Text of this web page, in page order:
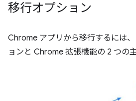
移行オプション
Chrome アプリから移行するには
ョンと Chrome 拡張機能の 2 つの